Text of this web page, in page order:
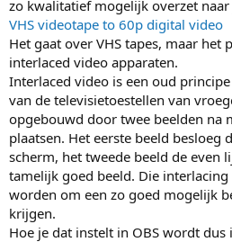
zo kwalitatief mogelijk overzet naar
VHS videotape to 60p digital video
Het gaat over VHS tapes, maar het
interlaced video apparaten.
Interlaced video is een oud
van de televisietoestellen van
opgebouwd door twee beelden na
plaatsen. Het eerste beeld besloeg
scherm, het tweede beeld de even
tamelijk goed beeld. Die
worden om een zo goed mogelijk
krijgen.
Hoe je dat instelt in OBS wordt